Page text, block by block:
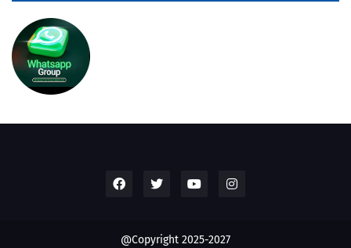
@Copyright 2025-2027